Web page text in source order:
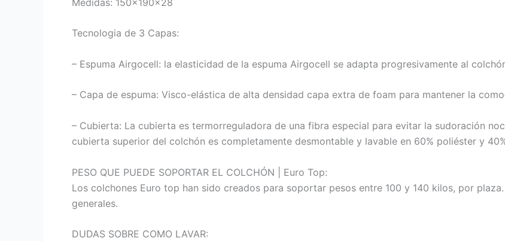
Tecnologia de 3 Capas:
– Espuma Airgocell: la elasticidad de la espuma Airgocell se adapta progresivamente al
– Capa de espuma: Visco-elástica de alta densidad capa extra de foam para mantener la
– Cubierta: La cubierta es termorreguladora de una fibra especial para evitar la sudoración
cubierta superior del colchón es completamente desmontable y lavable en 60% poliéster y
PESO QUE PUEDE SOPORTAR EL COLCHÓN | Euro Top:
Los colchones Euro top han sido creados para soportar pesos entre 100 y 140 kilos, por
generales.
DUDAS SOBRE COMO LAVAR: